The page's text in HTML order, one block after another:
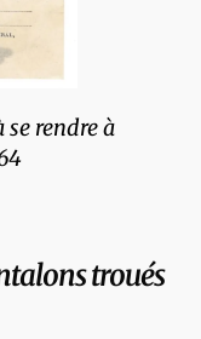
rendre à
troués